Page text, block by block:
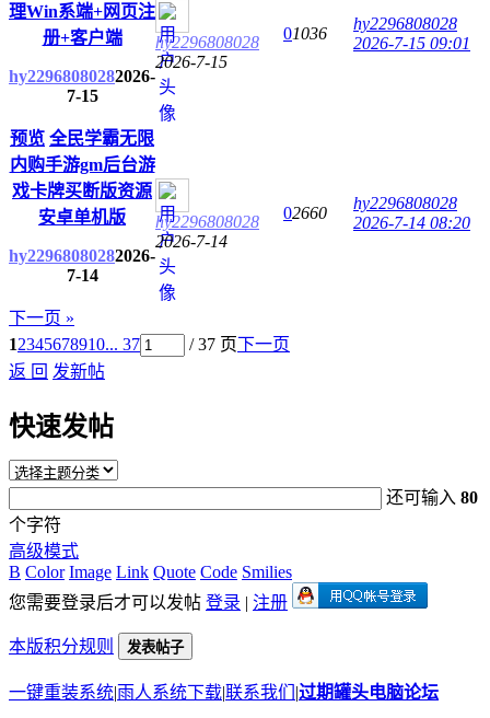
理Win系端+网页注
册+客户端
hy22968080282026-
7-15
hy2296808028
2026-7-15
01036
hy2296808028
2026-7-15 09:01
预览 全民学霸无限
内购手游gm后台游
戏卡牌买断版资源
安卓单机版
hy22968080282026-
7-14
hy2296808028
2026-7-14
02660
hy2296808028
2026-7-14 08:20
下一页 »
12345678910... 37 / 37 页下一页
返 回 发新帖
快速发帖
还可输入80
个字符
高级模式
B Color Image Link Quote Code Smilies
您需要登录后才可以发帖 登录 | 注册
本版积分规则 发表帖子
一键重装系统|雨人系统下载|联系我们 |过期罐头电脑论坛